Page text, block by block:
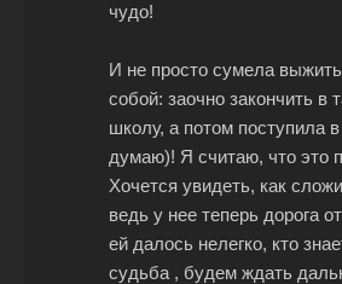
чудо!
И не просто сумела
собой: заочно закончить в
школу, а потом поступила в
думаю)! Я считаю, что это
Хочется увидеть, как
ведь у нее теперь дорога
ей далось нелегко, кто
судьба , будем ждать